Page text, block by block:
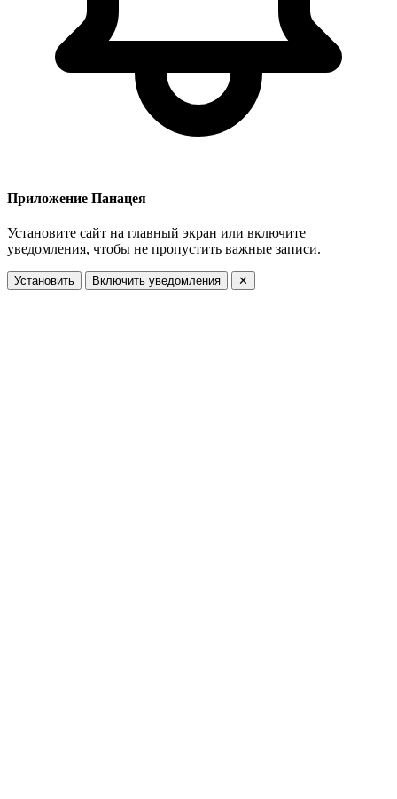
Приложение Панацея
Установите сайт на главный экран или включите
уведомления, чтобы не пропустить важные записи.
Установить Включить уведомления ✕